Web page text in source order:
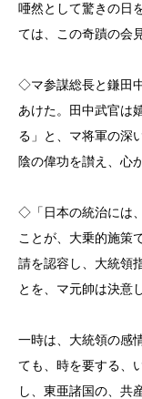
唖然として驚きの日
ては、この奇蹟の会
◇マ参謀総長と鎌田
あけた。田中武官は
る」と、マ将軍の深
陰の偉功を讃え、心
◇「日本の統治には
ことが、大乗的施
請を認容し、大統領
とを、マ元帥は決意
一時は、大統領の感
ても、時を要する、
し、東亜諸国の、共